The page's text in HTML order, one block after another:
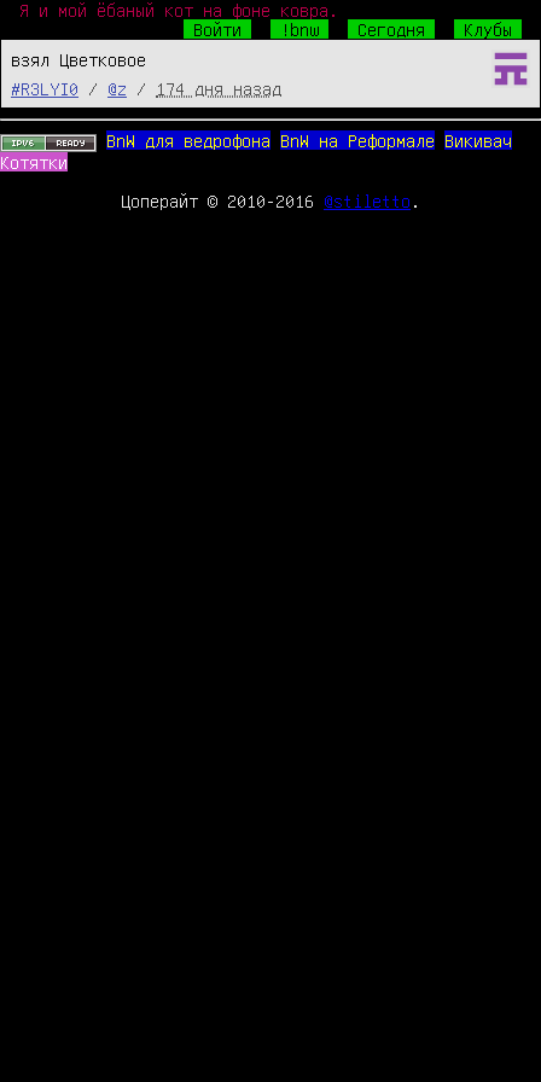
Я и мой ёбаный кот на фоне ковра.
Войти
!bnw Сегодня
Клубы
взял Цветковое
#R3LYI0
/ @z / 174 дня назад
BnW для ведрофона BnW на Реформале
Викивач
Котятки
Цоперайт © 2010-2016 @stiletto